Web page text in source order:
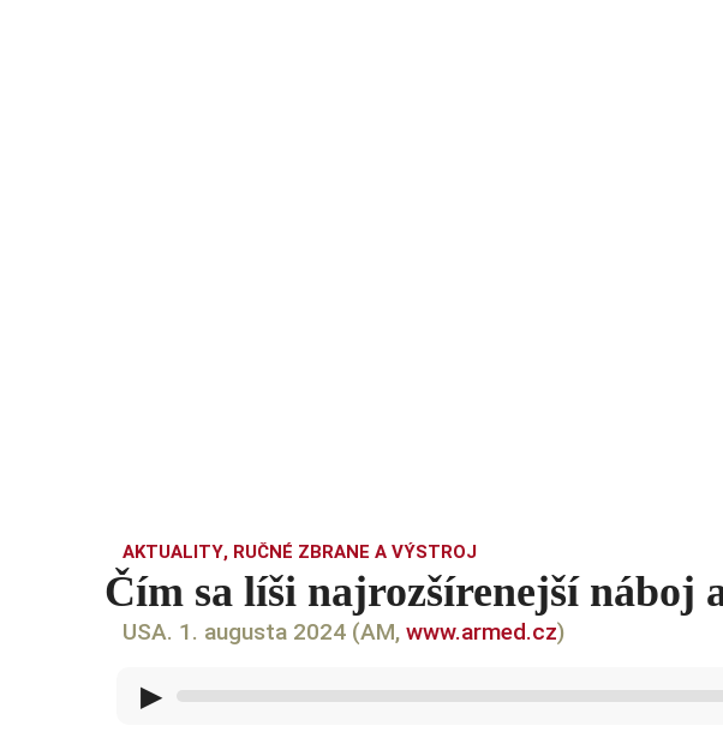
AKTUALITY, RUČNÉ ZBRANE A VÝSTROJ
Čím sa líši najrozšírenejší náboj
USA. 1. augusta 2024 (AM, www.armed.cz)
▶